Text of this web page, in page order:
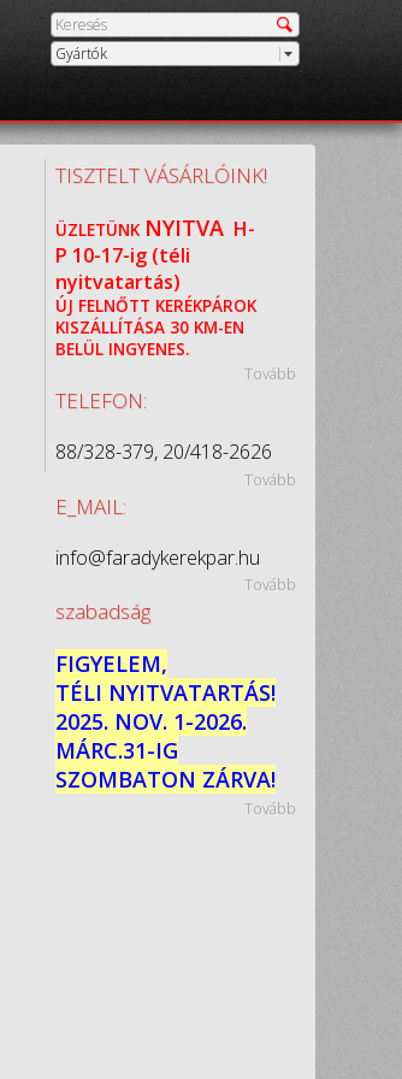
Gyártók
TISZTELT VÁSÁRLÓINK!
ÜZLETÜNK NYITVA H-
P 10-17-ig (téli
nyitvatartás)
ÚJ FELNŐTT KERÉKPÁROK
KISZÁLLÍTÁSA 30 KM-EN
BELÜL INGYENES.
Tovább
TELEFON:
88/328-379, 20/418-2626
Tovább
E_MAIL:
info@faradykerekpar.hu
Tovább
szabadság
FIGYELEM,
TÉLI NYITVATARTÁS!
2025. NOV. 1-2026.
MÁRC.31-IG
SZOMBATON ZÁRVA!
Tovább